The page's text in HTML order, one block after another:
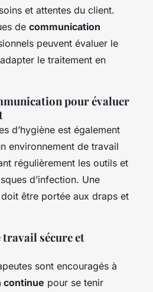
et attentes du client.
de communication
peuvent évaluer le
le traitement en
pour évaluer
d’hygiène est également
environnement de travail
régulièrement les outils et
d’infection. Une
être portée aux draps et
sécure et
sont encouragés à
continue pour se tenir